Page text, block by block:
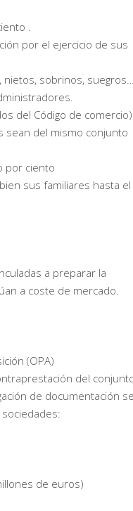
.
por el ejercicio de sus
nietos, sobrinos,
del Código de
sean del mismo conjunto
por ciento
sus familiares hasta el
a preparar la
a coste de mercado.
(OPA)
del
de documentación
de euros)